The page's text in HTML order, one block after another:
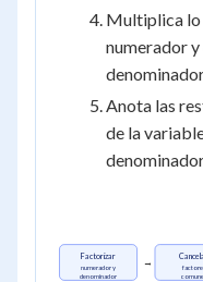
Multiplica lo
numerador
Anota las
de la
Factorizar
numerador y
denominador
→